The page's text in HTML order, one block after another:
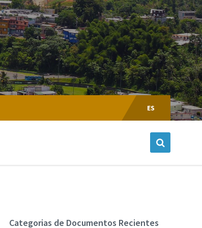
Escoger
Lenguaje:
ES
Categorias de Documentos Recientes